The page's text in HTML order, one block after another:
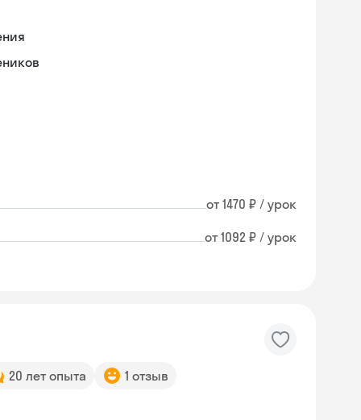
от 1470 ₽ / урок
от 1092 ₽ / урок
20 лет опыта 1 отзыв